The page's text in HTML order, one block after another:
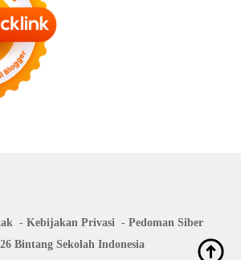
Kebijakan Privasi
Pedoman Siber
Bintang Sekolah Indonesia